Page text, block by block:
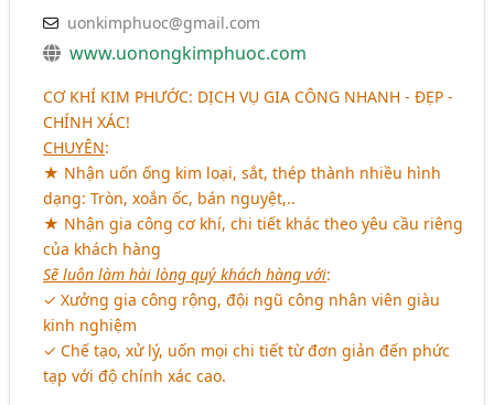
uonkimphuoc@gmail.com
www.uonongkimphuoc.com
CƠ KHÍ KIM PHƯỚC: DỊCH VỤ GIA CÔNG NHANH - ĐẸP -
CHÍNH XÁC!
CHUYÊN:
★ Nhận uốn ống kim loại, sắt, thép thành nhiều hình
dạng: Tròn, xoắn ốc, bán nguyệt,..
★ Nhận gia công cơ khí, chi tiết khác theo yêu cầu riêng
của khách hàng
Sẽ luôn làm hài lòng quý khách hàng với:
✓ Xưởng gia công rộng, đội ngũ công nhân viên giàu
kinh nghiệm
✓ Chế tạo, xử lý, uốn mọi chi tiết từ đơn giản đến phức
tạp với độ chính xác cao.